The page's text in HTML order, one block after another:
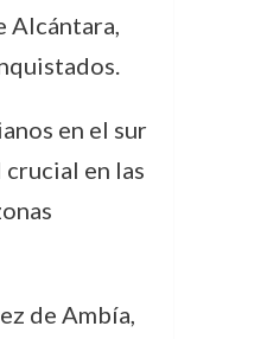
Alcántara,
en el sur
crucial en las
de Ambía,